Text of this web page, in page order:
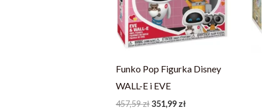
Funko Pop Figurka Disney
WALL-E i EVE
457,59zł351,99 zł